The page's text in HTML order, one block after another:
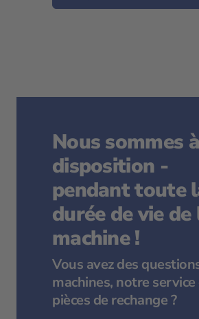
Nous sommes
disposition -
pendant toute
durée de vie de
machine !
Vous avez des
machines, notre
pièces de rechange ?